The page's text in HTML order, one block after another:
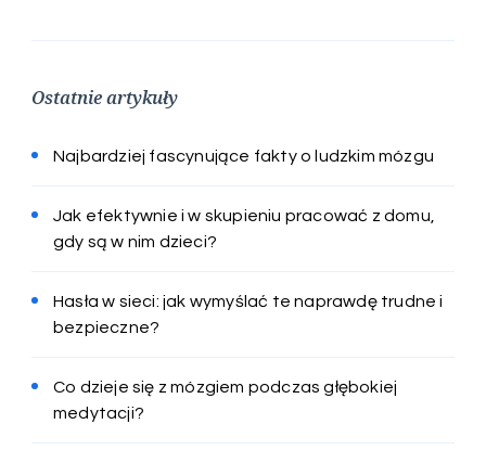
Ostatnie artykuły
Najbardziej fascynujące fakty o ludzkim mózgu
Jak efektywnie i w skupieniu pracować z domu,
gdy są w nim dzieci?
Hasła w sieci: jak wymyślać te naprawdę trudne i
bezpieczne?
Co dzieje się z mózgiem podczas głębokiej
medytacji?